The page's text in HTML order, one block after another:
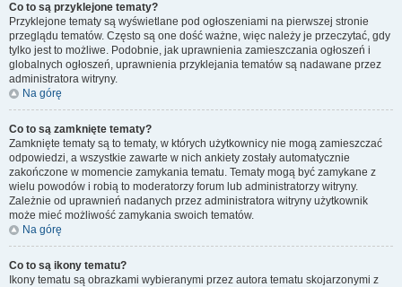
Co to są przyklejone tematy?
Przyklejone tematy są wyświetlane pod ogłoszeniami na pierwszej stronie
przeglądu tematów. Często są one dość ważne, więc należy je przeczytać, gdy
tylko jest to możliwe. Podobnie, jak uprawnienia zamieszczania ogłoszeń i
globalnych ogłoszeń, uprawnienia przyklejania tematów są nadawane przez
administratora witryny.
Na górę
Co to są zamknięte tematy?
Zamknięte tematy są to tematy, w których użytkownicy nie mogą zamieszczać
odpowiedzi, a wszystkie zawarte w nich ankiety zostały automatycznie
zakończone w momencie zamykania tematu. Tematy mogą być zamykane z
wielu powodów i robią to moderatorzy forum lub administratorzy witryny.
Zależnie od uprawnień nadanych przez administratora witryny użytkownik
może mieć możliwość zamykania swoich tematów.
Na górę
Co to są ikony tematu?
Ikony tematu są obrazkami wybieranymi przez autora tematu skojarzonymi z